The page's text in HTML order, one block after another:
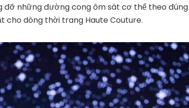
đỡ những đường cong ôm sát cơ thể theo đúng
cho dòng thời trang Haute Couture.